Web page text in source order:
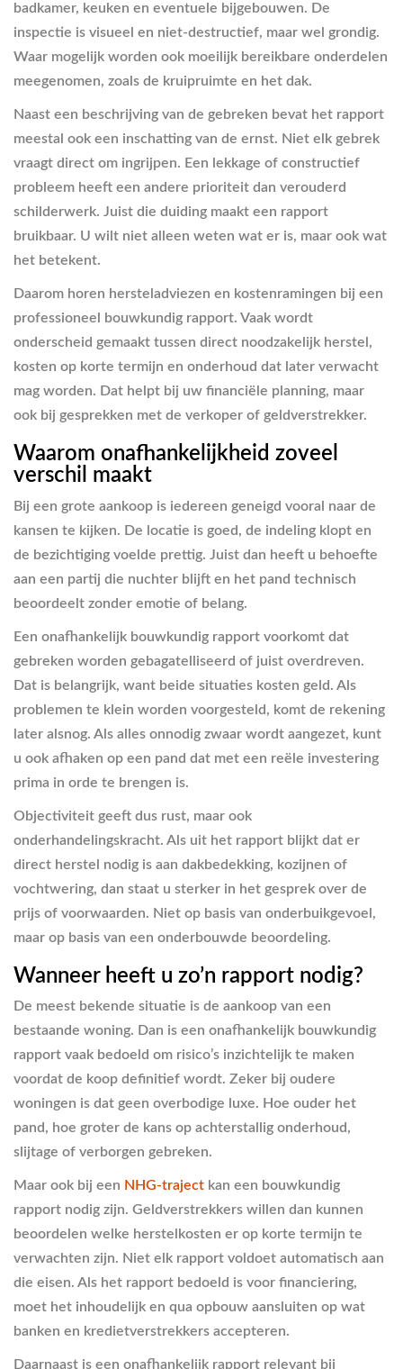
badkamer, keuken en eventuele bijgebouwen. De
inspectie is visueel en niet-destructief, maar wel grondig.
Waar mogelijk worden ook moeilijk bereikbare onderdelen
meegenomen, zoals de kruipruimte en het dak.
Naast een beschrijving van de gebreken bevat het rapport
meestal ook een inschatting van de ernst. Niet elk gebrek
vraagt direct om ingrijpen. Een lekkage of constructief
probleem heeft een andere prioriteit dan verouderd
schilderwerk. Juist die duiding maakt een rapport
bruikbaar. U wilt niet alleen weten wat er is, maar ook wat
het betekent.
Daarom horen hersteladviezen en kostenramingen bij een
professioneel bouwkundig rapport. Vaak wordt
onderscheid gemaakt tussen direct noodzakelijk herstel,
kosten op korte termijn en onderhoud dat later verwacht
mag worden. Dat helpt bij uw financiële planning, maar
ook bij gesprekken met de verkoper of geldverstrekker.
Waarom onafhankelijkheid zoveel
verschil maakt
Bij een grote aankoop is iedereen geneigd vooral naar de
kansen te kijken. De locatie is goed, de indeling klopt en
de bezichtiging voelde prettig. Juist dan heeft u behoefte
aan een partij die nuchter blijft en het pand technisch
beoordeelt zonder emotie of belang.
Een onafhankelijk bouwkundig rapport voorkomt dat
gebreken worden gebagatelliseerd of juist overdreven.
Dat is belangrijk, want beide situaties kosten geld. Als
problemen te klein worden voorgesteld, komt de rekening
later alsnog. Als alles onnodig zwaar wordt aangezet, kunt
u ook afhaken op een pand dat met een reële investering
prima in orde te brengen is.
Objectiviteit geeft dus rust, maar ook
onderhandelingskracht. Als uit het rapport blijkt dat er
direct herstel nodig is aan dakbedekking, kozijnen of
vochtwering, dan staat u sterker in het gesprek over de
prijs of voorwaarden. Niet op basis van onderbuikgevoel,
maar op basis van een onderbouwde beoordeling.
Wanneer heeft u zo’n rapport nodig?
De meest bekende situatie is de aankoop van een
bestaande woning. Dan is een onafhankelijk bouwkundig
rapport vaak bedoeld om risico’s inzichtelijk te maken
voordat de koop definitief wordt. Zeker bij oudere
woningen is dat geen overbodige luxe. Hoe ouder het
pand, hoe groter de kans op achterstallig onderhoud,
slijtage of verborgen gebreken.
Maar ook bij een NHG-traject kan een bouwkundig
rapport nodig zijn. Geldverstrekkers willen dan kunnen
beoordelen welke herstelkosten er op korte termijn te
verwachten zijn. Niet elk rapport voldoet automatisch aan
die eisen. Als het rapport bedoeld is voor financiering,
moet het inhoudelijk en qua opbouw aansluiten op wat
banken en kredietverstrekkers accepteren.
Daarnaast is een onafhankelijk rapport relevant bij